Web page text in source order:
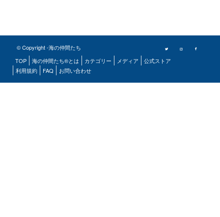
© Copyright -海の仲間たち
TOP
海の仲間たち®とは カテゴリー メディア
公式ストア
利用規約
FAQ お問い合わせ